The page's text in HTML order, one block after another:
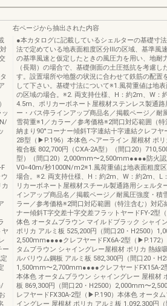
カ
ヤ
ー
右ページから抽出された内容
●本カタログに記載しているシェルターの基礎寸
法で定めている地表面粗度区分Ⅲの区域、基準風
の基準風速と仮定したときの風圧力を用い、地耐
（長期）の場合で、基礎側面の土圧抵抗を考慮し
す。設置場所や地盤の状況に合わせて鉄筋の配置
して下さい。基礎寸法について※1.風荷重値は地
の区域の場合。※2. 両支持仕様、H：約2m、W：
4.5m、ポリカーボネート屋根材ステンレス製通路
ー・バス停ラインアップ商品名／掲載ページ／耐
雪荷重※1／カラー／参考価格※2間口対応範囲（
納まり90°コーナー傾斜T字連結十字連結クレフヤ
2B型（▶P.196）本体色 ヘアーライン 屋根材 ポ
複合板 802,700円（CXA-2A型）（間口20）
型）（間口20）2,000mm〜2,500mm●●●●防火認
V0=40m/秒1000N/m2※1.風荷重値は地表面粗度
場合。※2. 両支持仕様、H：約2m、W：約2m、L
リカーボネート屋根材スチール製通路用シェルタ
インアップ商品名／掲載ページ／耐風圧強度・積
ラー／参考価格※2間口対応範囲（特注含む）対応
ナー傾斜T字交差十字交差フラットヤードFY-2型
体色 オータムブラウン マイルドブラック シャイ
ポリカ アルミ板 525,200円（間口20・H2500）
2,500mm●●●●クレフヤードFX6A-2型（▶P.172
タムブラウン シャイングレー屋根材 ポリカ 熱線
ルバリウム鋼板 アルミ板 582,300円（間口20・
1,500mm〜2,700mm●●●●クレフヤードFX15A-2
本体色 オータムブラウン シャイングレー 屋根材
板 869,300円（間口20・H2500）2,000mm〜
レフヤードFX30A-2型（▶P.190）本体色 オータム
イングレー 屋根材 ポリカ アルミ板 1,092,300円（